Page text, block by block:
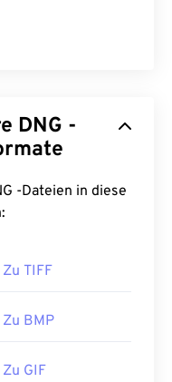
-
Zu TIFF
Zu BMP
Zu GIF